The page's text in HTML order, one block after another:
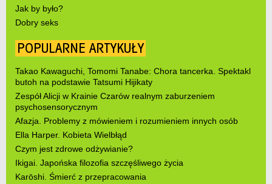
Jak by było?
Dobry seks
POPULARNE ARTYKUŁY
Takao Kawaguchi, Tomomi Tanabe: Chora tancerka. Spektakl
butoh na podstawie Tatsumi Hijikaty
Zespół Alicji w Krainie Czarów realnym zaburzeniem
psychosensorycznym
Afazja. Problemy z mówieniem i rozumieniem innych osób
Ella Harper. Kobieta Wielbłąd
Czym jest zdrowe odżywianie?
Ikigai. Japońska filozofia szczęśliwego życia
Karōshi. Śmierć z przepracowania